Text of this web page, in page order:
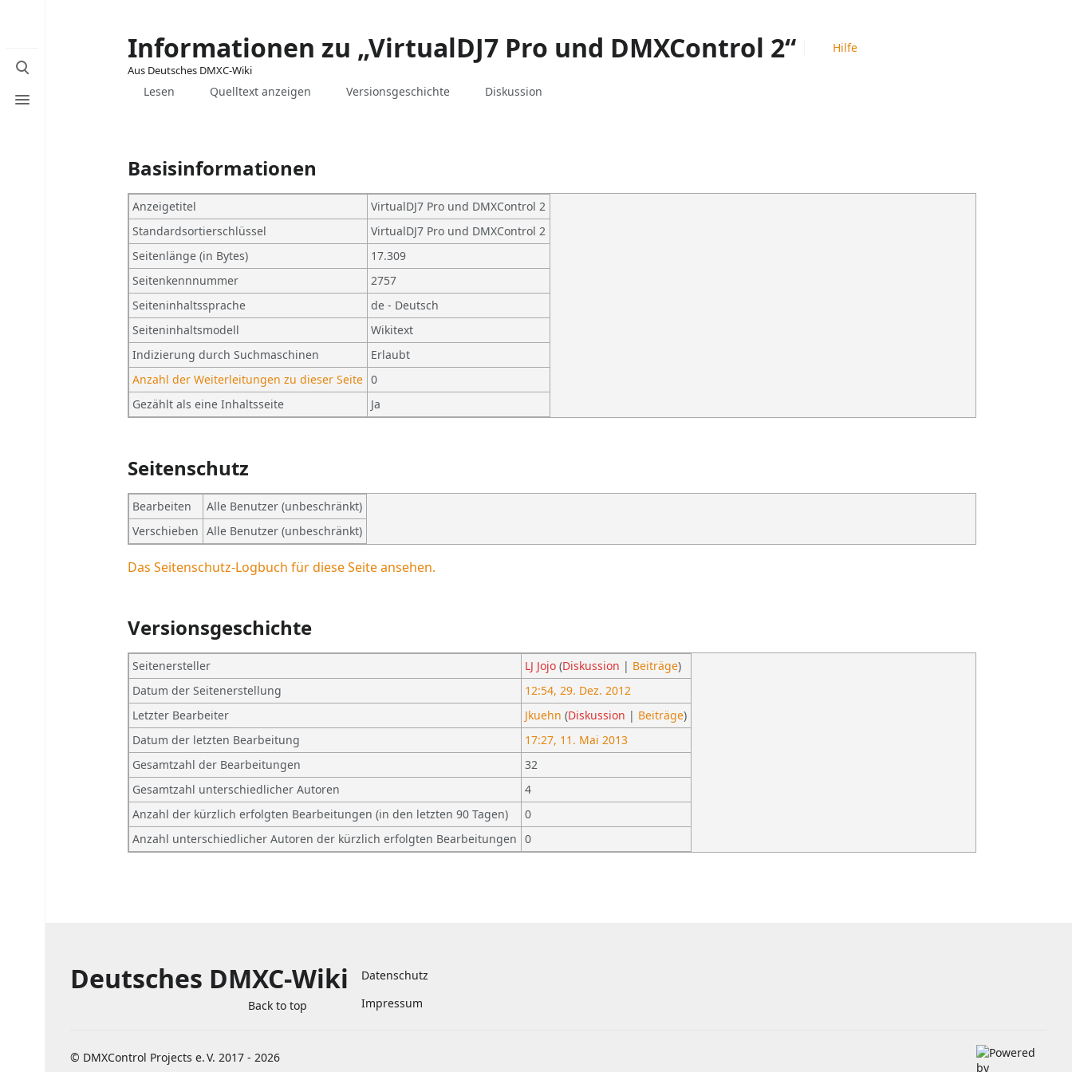
Suche
umschalten
Menü
umschalten
Informationen zu „VirtualDJ7 Pro und DMXControl 2“ Hilfe
Aus Deutsches DMXC-Wiki
Lesen Quelltext anzeigen Versionsgeschichte
associated-
pages
SeiteDiskussion
Basisinformationen
Anzeigetitel
VirtualDJ7 Pro und DMXControl 2
Standardsortierschlüssel
VirtualDJ7 Pro und DMXControl 2
Seitenlänge (in Bytes)
17.309
Seitenkennnummer
2757
Seiteninhaltssprache
de - Deutsch
Seiteninhaltsmodell
Wikitext
Indizierung durch Suchmaschinen
Erlaubt
Anzahl der Weiterleitungen zu dieser Seite 0
Gezählt als eine Inhaltsseite
Ja
Seitenschutz
Bearbeiten
Alle Benutzer (unbeschränkt)
Verschieben Alle Benutzer (unbeschränkt)
Das Seitenschutz-Logbuch für diese Seite ansehen.
Versionsgeschichte
Seitenersteller LJ Jojo (Diskussion | Beiträge)
Datum der Seitenerstellung
12:54, 29. Dez. 2012
Letzter Bearbeiter
Jkuehn (Diskussion | Beiträge)
Datum der letzten Bearbeitung
17:27, 11. Mai 2013
Gesamtzahl der Bearbeitungen
32
Gesamtzahl unterschiedlicher Autoren
4
Anzahl der kürzlich erfolgten Bearbeitungen (in den letzten 90 Tagen)
0
Anzahl unterschiedlicher Autoren der kürzlich erfolgten Bearbeitungen 0
Deutsches DMXC-Wiki
Back to top
Datenschutz
Impressum
© DMXControl Projects e. V. 2017 - 2026